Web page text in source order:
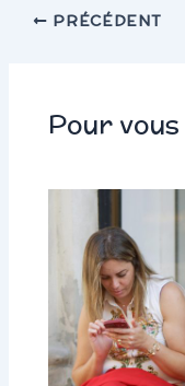
PRÉCÉDENT
Pour vous